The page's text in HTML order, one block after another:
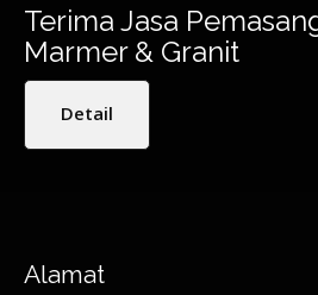
Terima Jasa
Marmer & Granit
Detail
Alamat